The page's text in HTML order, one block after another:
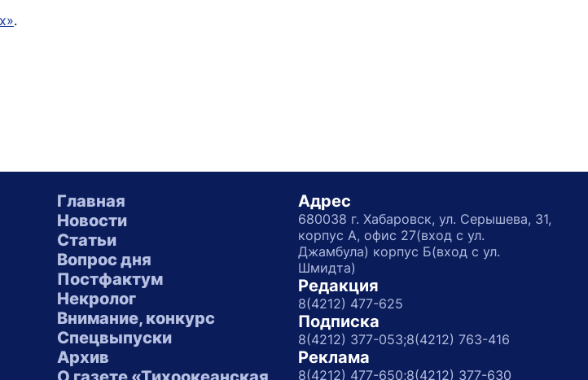
.
Главная
Новости
Статьи
Вопрос дня
Постфактум
Некролог
Внимание, конкурс
Спецвыпуски
Архив
Адрес
680038 г. Хабаровск, ул. Серышева, 31,
корпус А, офис 27(вход с ул.
Джамбула) корпус Б(вход с ул.
Шмидта)
Редакция
8(4212) 477-625
Подписка
8(4212) 377-053;8(4212) 763-416
Реклама
8(4212) 477-650;8(4212) 377-630